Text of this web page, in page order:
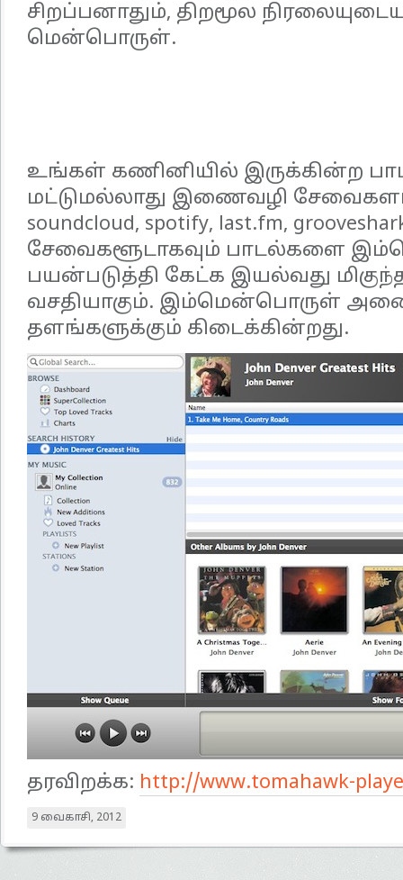
சிறப்பனாதும், திறமூல
மென்பொருள்.
உங்கள் கணினியில் இருக்கின்ற
மட்டுமல்லாது இணைவழி
soundcloud, spotify, last.fm,
சேவைகளூடாகவும் பாடல்களை
பயன்படுத்தி கேட்க இயல்வது
வசதியாகும். இம்மென்பொருள்
தளங்களுக்கும் கிடைக்கின்றது.
தரவிறக்க: http://www.tomahawk-
9 வைகாசி, 2012